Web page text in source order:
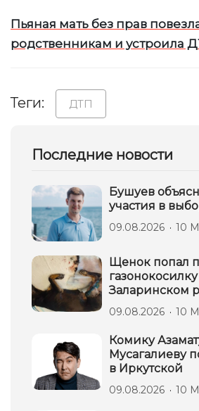
Пьяная мать без прав
родственникам и устроила
Теги: ДТП
Последние новости
Бушуев
участия в
09.08.2026 10
Щенок попал
Заларинском
09.08.2026 10
Комику
Мусагалиеву
в Иркутской
09.08.2026 10